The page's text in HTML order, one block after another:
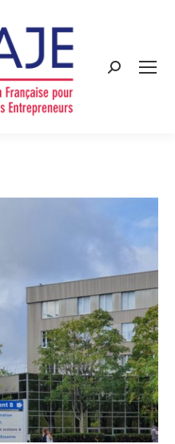
Search: